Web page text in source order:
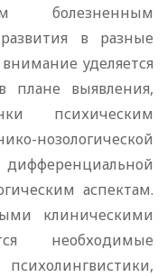
болезненным
в разные
уделяется
выявления,
психическим
аспектам.
клиническими
необходимые